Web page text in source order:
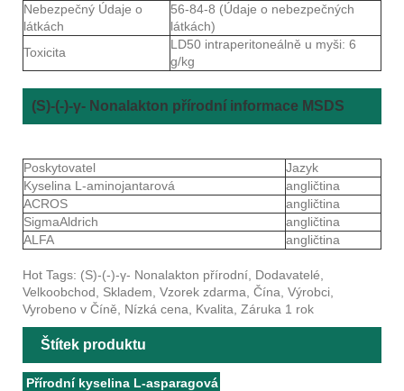
Nebezpečný Údaje o
látkách
56-84-8 (Údaje o nebezpečných
látkách)
Toxicita
LD50 intraperitoneálně u myši: 6
g/kg
(S)-(-)-γ- Nonalakton přírodní informace MSDS
Poskytovatel
Jazyk
Kyselina L-aminojantarová
angličtina
ACROS
angličtina
SigmaAldrich
angličtina
ALFA
angličtina
Hot Tags: (S)-(-)-γ- Nonalakton přírodní, Dodavatelé,
Velkoobchod, Skladem, Vzorek zdarma, Čína, Výrobci,
Vyrobeno v Číně, Nízká cena, Kvalita, Záruka 1 rok
Štítek produktu
Přírodní kyselina L-asparagová